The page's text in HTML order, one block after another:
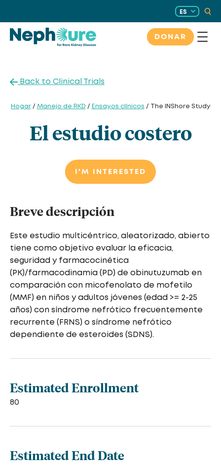
contenido
ES
DONAR
Back to Clinical Trials
Hogar/ Manejo de RKD / Ensayos clínicos / The INShore Study
El estudio costero
I'M INTERESTED
Breve descripción
Este estudio multicéntrico, aleatorizado, abierto
tiene como objetivo evaluar la eficacia,
seguridad y farmacocinética
(PK)/farmacodinamia (PD) de obinutuzumab en
comparación con micofenolato de mofetilo
(MMF) en niños y adultos jóvenes (edad >= 2-25
años) con síndrome nefrótico frecuentemente
recurrente (FRNS) o síndrome nefrótico
dependiente de esteroides (SDNS).
Estimated Enrollment
80
Estimated End Date